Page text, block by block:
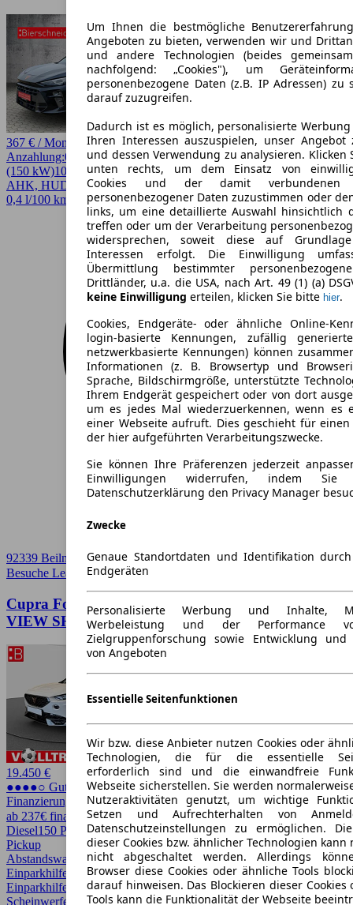
Um Ihnen die bestmögliche
Angeboten zu bieten, verwenden wir und
und andere Technologien (beides
nachfolgend: „Cookies"), um
personenbezogene Daten (z.B. IP Adressen) zu
darauf zuzugreifen.
Dadurch ist es möglich, personalisierte
Ihren Interessen auszuspielen, unser Angebot
und dessen Verwendung zu analysieren. Klicken
unten rechts, um dem Einsatz von
Cookies und der damit verbundenen
personenbezogener Daten zuzustimmen oder
links, um eine detaillierte Auswahl hinsichtlich
treffen oder um der Verarbeitung
widersprechen, soweit diese auf
Interessen erfolgt. Die Einwilligung
Übermittlung bestimmter
Drittländer, u.a. die USA, nach Art. 49 (1) (a)
keine Einwilligung erteilen, klicken Sie bitte hier.
Cookies, Endgeräte- oder ähnliche Online-
login-basierte Kennungen, zufällig
netzwerkbasierte Kennungen) können
Informationen (z. B. Browsertyp und
Sprache, Bildschirmgröße, unterstützte
Ihrem Endgerät gespeichert oder von dort
um es jedes Mal wiederzuerkennen, wenn es
einer Webseite aufruft. Dies geschieht für
der hier aufgeführten Verarbeitungszwecke.
Sie können Ihre Präferenzen jederzeit
Einwilligungen widerrufen, indem
Datenschutzerklärung den Privacy Manager
Zwecke
Genaue Standortdaten und Identifikation
Endgeräten
Personalisierte Werbung und Inhalte,
Werbeleistung und der Performance
Zielgruppenforschung sowie Entwicklung und
von Angeboten
Essentielle Seitenfunktionen
Wir bzw. diese Anbieter nutzen Cookies oder
Technologien, die für die essentielle
erforderlich sind und die einwandfreie
Webseite sicherstellen. Sie werden
Nutzeraktivitäten genutzt, um wichtige
Setzen und Aufrechterhalten von
Datenschutzeinstellungen zu ermöglichen.
dieser Cookies bzw. ähnlicher Technologien kann
nicht abgeschaltet werden. Allerdings
Browser diese Cookies oder ähnliche Tools
darauf hinweisen. Das Blockieren dieser
Tools kann die Funktionalität der Webseite
367 € / Monat
Anzahlung:0,00 €Laufzeit:48 Monatekm/Jahr: 10.000Andere 204 PS
(150 kW)10 km EZ 08/2026Automatik SUV / Pickup4 Türen
AHK, HUD
0,4 l/100 km (komb.)* · 10 g/km CO2* · CO2-Klasse B
92339 Beilngries
Besuche Leasingmarkt➚
Cupra Formentor 2.0 TDI AHK NAVI REAR
VIEW SHZ
19.450 €
●●●●○ Guter Preis
Finanzierung möglich
ab 237€ finanzieren ↗
Diesel150 PS (110 kW)76.363 kmEZ 11/2022SchaltgetriebeSUV /
Pickup
Abstandswarner, AHK, Bi-Xenon Scheinwerfer, Einparkhilfe,
Einparkhilfe selbstlenkendes System, Einparkhilfe Sensoren hinten,
Einparkhilfe Sensoren vorne, Fernlichtassistent, LED, LED
Scheinwerfer, LED-Scheinwerfer, Lichtsensor, Lordosenstütze,